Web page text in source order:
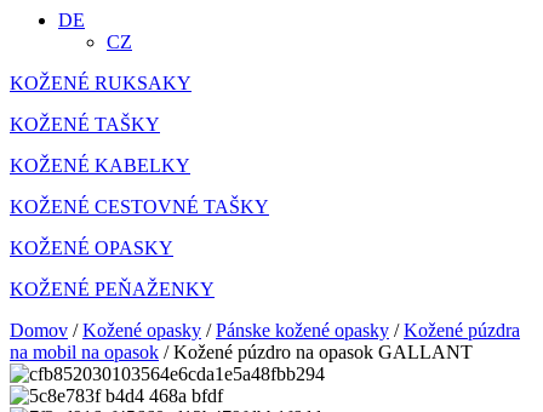
DE
CZ
KOŽENÉ RUKSAKY
KOŽENÉ TAŠKY
KOŽENÉ KABELKY
KOŽENÉ CESTOVNÉ TAŠKY
KOŽENÉ OPASKY
KOŽENÉ PEŇAŽENKY
Domov /Kožené opasky /Pánske kožené opasky /Kožené púzdra
na mobil na opasok / Kožené púzdro na opasok GALLANT